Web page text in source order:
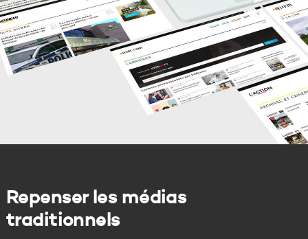
Repenser les médias
traditionnels